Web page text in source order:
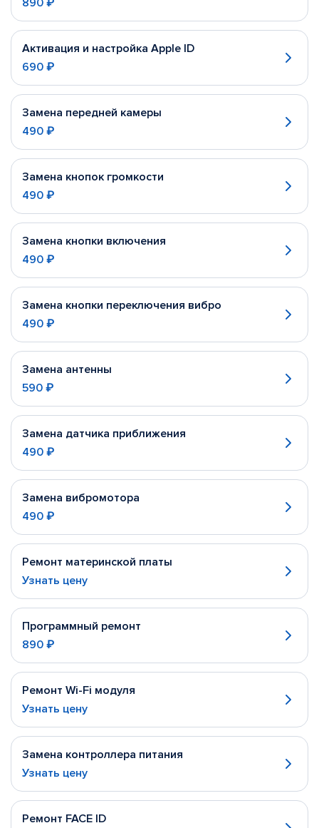
890 ₽
Активация и настройка Apple ID
690 ₽
Замена передней камеры
490 ₽
Замена кнопок громкости
490 ₽
Замена кнопки включения
490 ₽
Замена кнопки переключения вибро
490 ₽
Замена антенны
590 ₽
Замена датчика приближения
490 ₽
Замена вибромотора
490 ₽
Ремонт материнской платы
Узнать цену
Программный ремонт
890 ₽
Ремонт Wi-Fi модуля
Узнать цену
Замена контроллера питания
Узнать цену
Ремонт FACE ID